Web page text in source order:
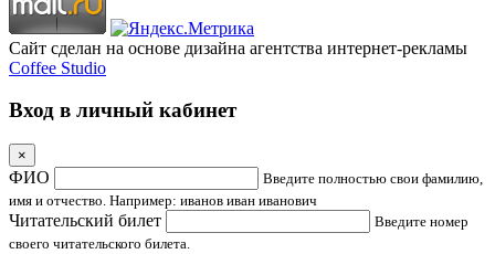
Сайт сделан на основе дизайна агентства интернет-рекламы
Coffee Studio
Вход в личный кабинет
×
ФИО
Введите полностью свои фамилию,
имя и отчество. Например: иванов иван иванович
Читательский билет
Введите номер
своего читательского билета.